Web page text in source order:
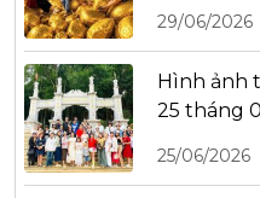
29/06/2026
Hình ảnh
25 tháng
25/06/2026